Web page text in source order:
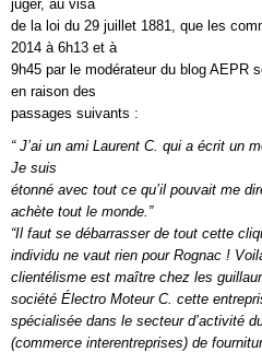
juger, au visa
de la loi du 29 juillet 1881, que les
2014 à 6h13 et à
9h45 par le modérateur du blog AEPR
en raison des
passages suivants :
“ J’ai un ami Laurent C. qui a écrit un
Je suis
étonné avec tout ce qu’il pouvait me
achète tout le monde.”
“Il faut se débarrasser de tout cette
individu ne vaut rien pour Rognac !
clientélisme est maître chez les
société Électro Moteur C. cette
spécialisée dans le secteur d’activité
(commerce interentreprises) de